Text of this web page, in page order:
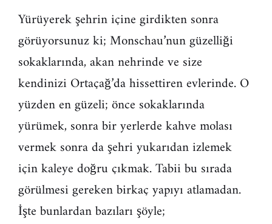
Yürüyerek şehrin içine girdikten sonra
görüyorsunuz ki; Monschau’nun güzelliği
sokaklarında, akan nehrinde ve size
kendinizi Ortaçağ’da hissettiren evlerinde. O
yüzden en güzeli; önce sokaklarında
yürümek, sonra bir yerlerde kahve molası
vermek sonra da şehri yukarıdan izlemek
için kaleye doğru çıkmak. Tabii bu sırada
görülmesi gereken birkaç yapıyı atlamadan.
İşte bunlardan bazıları şöyle;